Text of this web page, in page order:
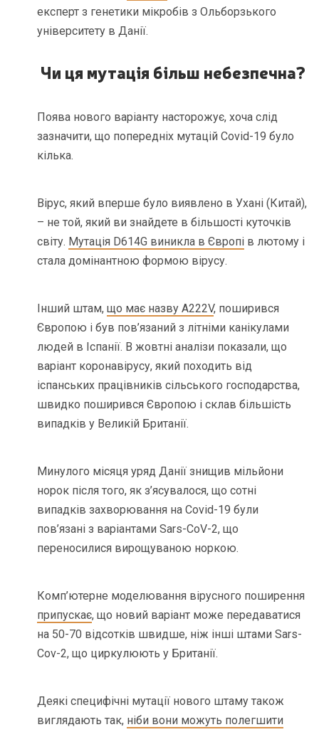
експерт з генетики мікробів з Ольборзького
університету в Данії.
Чи ця мутація більш небезпечна?
Поява нового варіанту насторожує, хоча слід
зазначити, що попередніх мутацій Covid-19 було
кілька.
Вірус, який вперше було виявлено в Ухані (Китай),
– не той, який ви знайдете в більшості куточків
світу. Мутація D614G виникла в Європі в лютому і
стала домінантною формою вірусу.
Інший штам,що має назву A222V, поширився
Європою і був пов’язаний з літніми канікулами
людей в Іспанії. В жовтні аналізи показали, що
варіант коронавірусу, який походить від
іспанських працівників сільського господарства,
швидко поширився Європою і склав більшість
випадків у Великій Британії.
Минулого місяця уряд Данії знищив мільйони
норок після того, як з’ясувалося, що сотні
випадків захворювання на Covid-19 були
пов’язані з варіантами Sars-CoV-2, що
переносилися вирощуваною норкою.
Комп’ютерне моделювання вірусного поширення
припускає, що новий варіант може передаватися
на 50-70 відсотків швидше, ніж інші штами Sars-
Cov-2, що циркулюють у Британії.
Деякі специфічні мутації нового штаму також
виглядають так, ніби вони можуть полегшити